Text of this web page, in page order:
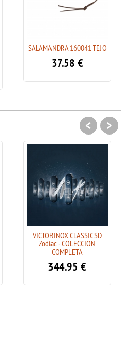
SALAMANDRA 160041 TEJO
37.58 €
VICTORINOX CLASSIC SD
Zodiac - COLECCION
COMPLETA
344.95 €
< >